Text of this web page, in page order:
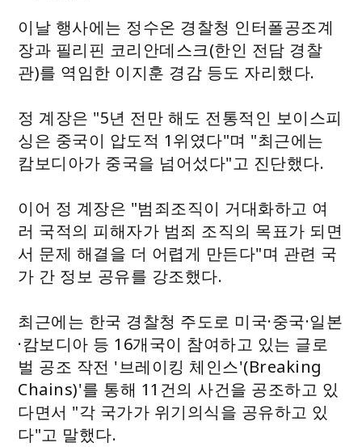
이날 행사에는 정수온 경찰청 인터폴공조계
장과 필리핀 코리안데스크(한인 전담 경찰
관)를 역임한 이지훈 경감 등도 자리했다.
정 계장은 "5년 전만 해도 전통적인 보이스피
싱은 중국이 압도적 1위였다"며 "최근에는
캄보디아가 중국을 넘어섰다"고 진단했다.
이어 정 계장은 "범죄조직이 거대화하고 여
러 국적의 피해자가 범죄 조직의 목표가 되면
서 문제 해결을 더 어렵게 만든다"며 관련 국
가 간 정보 공유를 강조했다.
최근에는 한국 경찰청 주도로 미국·중국·일본
·캄보디아 등 16개국이 참여하고 있는 글로
벌 공조 작전 '브레이킹 체인스'(Breaking
Chains)'를 통해 11건의 사건을 공조하고 있
다면서 "각 국가가 위기의식을 공유하고 있
다"고 말했다.